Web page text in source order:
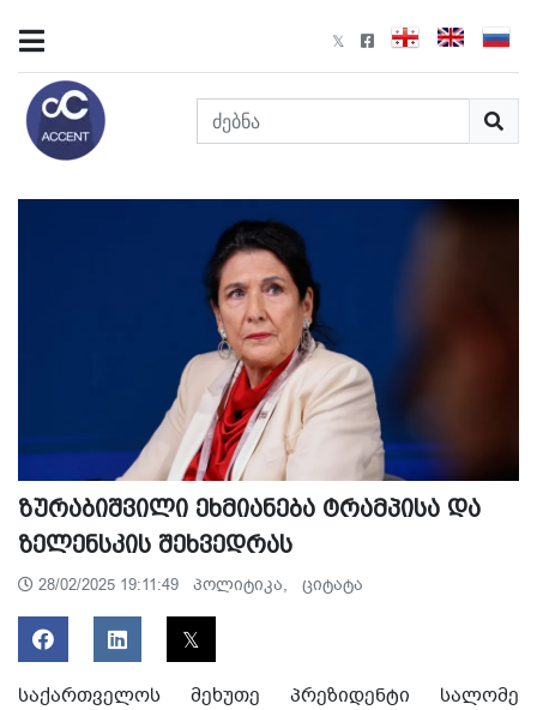
ზურაბიშვილი ეხმიანება ტრამპისა და
ზელენსკის შეხვედრას
28/02/2025 19:11:49 პოლიტიკა, ციტატა
საქართველოს მეხუთე პრეზიდენტი სალომე